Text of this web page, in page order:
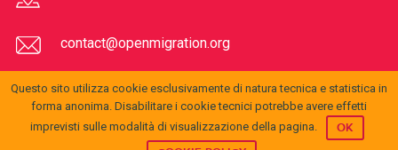
contact@openmigration.org
FOLLOW US
Questo sito utilizza cookie esclusivamente di natura tecnica e statistica in
forma anonima. Disabilitare i cookie tecnici potrebbe avere effetti
imprevisti sulle modalità di visualizzazione della pagina.
OK